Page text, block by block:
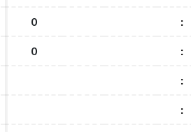
0 :
0 :
:
:
0 :
0 :
:
: